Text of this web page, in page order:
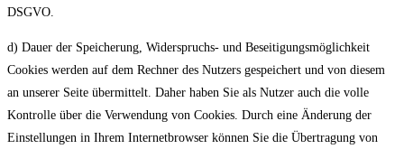
DSGVO.
d) Dauer der Speicherung, Widerspruchs- und Beseitigungsmöglichkeit
Cookies werden auf dem Rechner des Nutzers gespeichert und von diesem
an unserer Seite übermittelt. Daher haben Sie als Nutzer auch die volle
Kontrolle über die Verwendung von Cookies. Durch eine Änderung der
Einstellungen in Ihrem Internetbrowser können Sie die Übertragung von